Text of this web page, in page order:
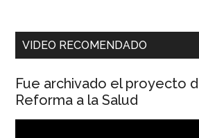
VIDEO RECOMENDADO
Fue archivado el proyecto
Reforma a la Salud